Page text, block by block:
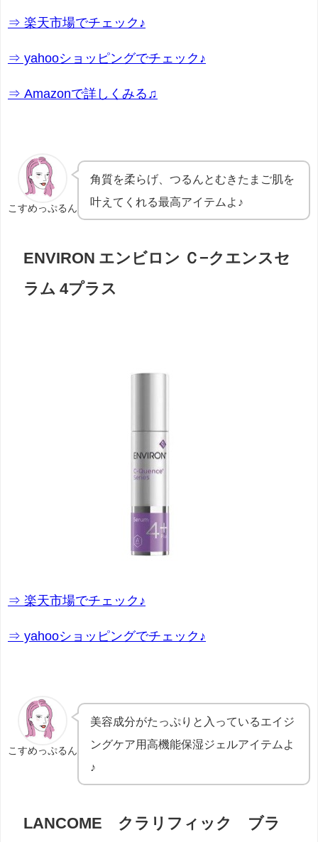
⇒ 楽天市場でチェック♪
⇒ yahooショッピングでチェック♪
⇒ Amazonで詳しくみる♫
こすめっぷるん
角質を柔らげ、つるんとむきたまご肌を
叶えてくれる最高アイテムよ ♪
ENVIRON エンビロン Ｃ−クエンスセ
ラム 4プラス
⇒ 楽天市場でチェック♪
⇒ yahooショッピングでチェック♪
こすめっぷるん
美容成分がたっぷりと入っているエイジ
ングケア用高機能保湿ジェルアイテムよ
♪
LANCOME クラリフィック ブラ